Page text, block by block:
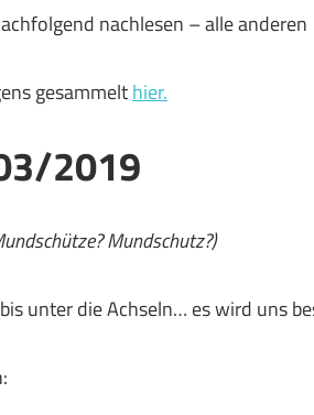
nachlesen – alle anderen
gesammelthier.
2019
Mundschutz?)
unter die Achseln… es wird uns